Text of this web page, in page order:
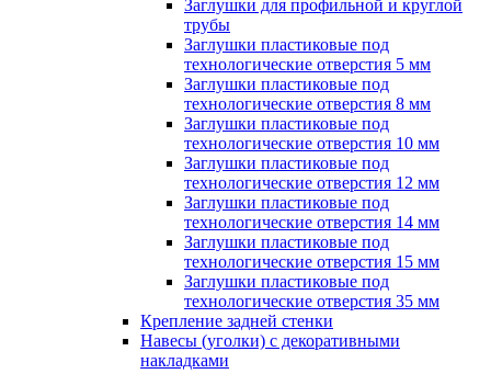
Заглушки для профильной и круглой
трубы
Заглушки пластиковые под
технологические отверстия 5 мм
Заглушки пластиковые под
технологические отверстия 8 мм
Заглушки пластиковые под
технологические отверстия 10 мм
Заглушки пластиковые под
технологические отверстия 12 мм
Заглушки пластиковые под
технологические отверстия 14 мм
Заглушки пластиковые под
технологические отверстия 15 мм
Заглушки пластиковые под
технологические отверстия 35 мм
Крепление задней стенки
Навесы (уголки) с декоративными
накладками